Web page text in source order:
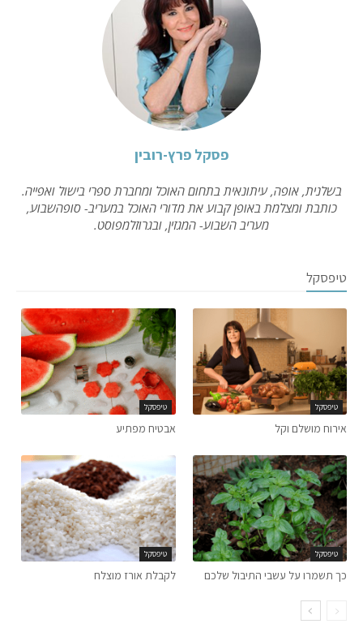
פסקל פרץ-רובין
בשלנית, אופה, עיתונאית בתחום האוכל ומחברת ספרי בישול ואפייה.
כותבת ומצלמת באופן קבוע את מדורי האוכל במעריב- סופהשבוע,
מעריב השבוע- המגזין, ובגרוזלמפוסט.
טיפסקל
טיפסקל
אירוח מושלם וקל
טיפסקל
אבטיח מפתיע
טיפסקל
כך תשמרו על עשבי התיבול שלכם
טיפסקל
לקבלת אורז מוצלח